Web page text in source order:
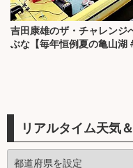
吉田康雄のザ・チャレンジ
ぶな【毎年恒例夏の亀山湖
リアルタイム天気